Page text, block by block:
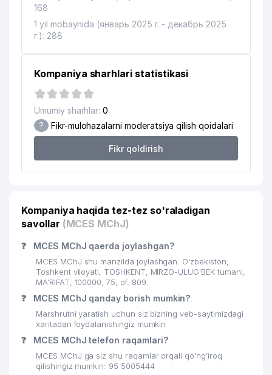
168
1 yil mobaynida (январь 2025 г. - декабрь 2025
г.): 288
Kompaniya sharhlari statistikasi
Umumiy sharhlar: 0
? Fikr-mulohazalarni moderatsiya qilish qoidalari
Fikr qoldirish
Kompaniya haqida tez-tez so'raladigan
savollar (MCES MChJ)
❓ MCES MChJ qaerda joylashgan?
MCES MChJ shu manzilda joylashgan: O'zbekiston,
Toshkent viloyati, TOSHKENT, MIRZO-ULUG'BEK tumani,
MA'RIFAT, 100000, 75, of. 809.
❓ MCES MChJ qanday borish mumkin?
Marshrutni yaratish uchun siz bizning veb-saytimizdagi
xaritadan foydalanishingiz mumkin
❓ MCES MChJ telefon raqamlari?
MCES MChJ ga siz shu raqamlar orqali qo’ng’iroq
qilishingiz mumkin: 95 5005444